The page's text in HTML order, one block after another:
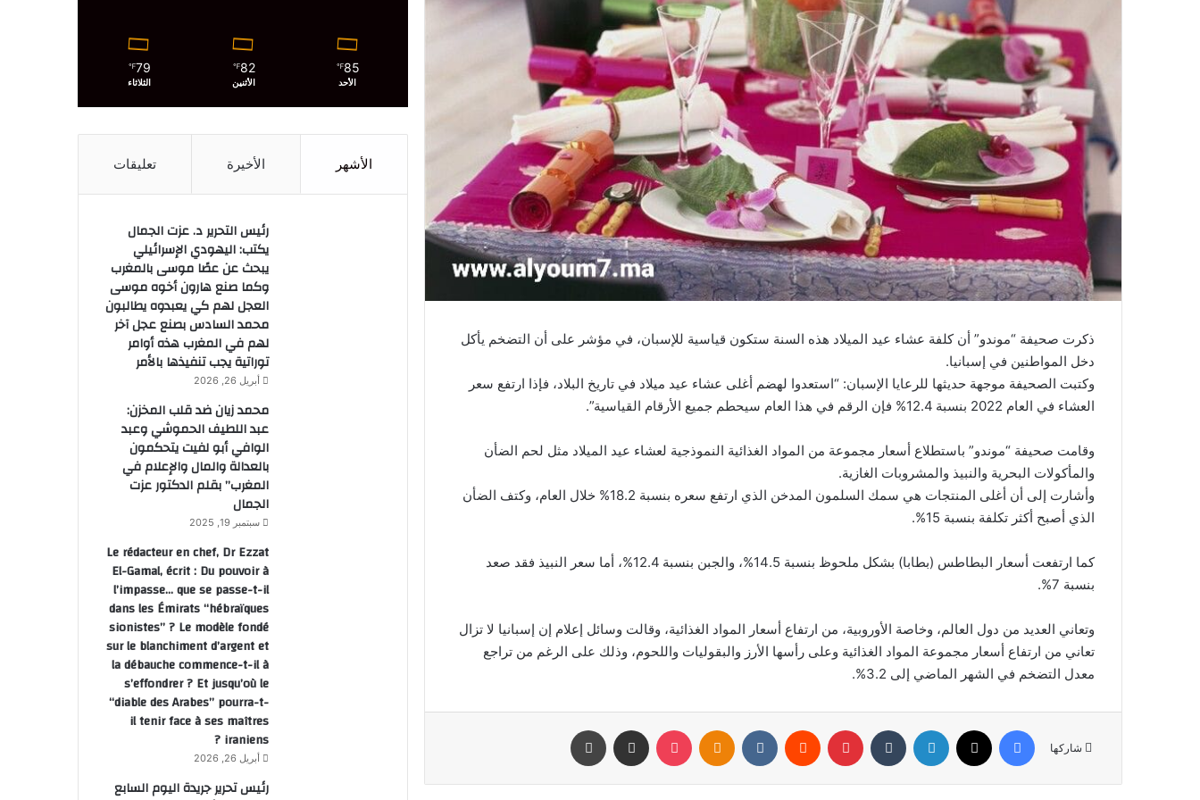
ذكرت صحيفة “موندو” أن كلفة عشاء عيد الميلاد هذه السنة ستكون قياسية للإسبان، في مؤشر على أن التضخم يأكل
دخل المواطنين في إسبانيا.
وكتبت الصحيفة موجهة حديثها للرعايا الإسبان: “استعدوا لهضم أغلى عشاء عيد ميلاد في تاريخ البلاد، فإذا ارتفع سعر
العشاء في العام 2022 بنسبة 12.4% فإن الرقم في هذا العام سيحطم جميع الأرقام القياسية”.
وقامت صحيفة “موندو” باستطلاع أسعار مجموعة من المواد الغذائية النموذجية لعشاء عيد الميلاد مثل لحم الضأن
والمأكولات البحرية والنبيذ والمشروبات الغازية.
وأشارت إلى أن أغلى المنتجات هي سمك السلمون المدخن الذي ارتفع سعره بنسبة 18.2% خلال العام، وكتف الضأن
الذي أصبح أكثر تكلفة بنسبة 15%.
كما ارتفعت أسعار البطاطس (بطابا) بشكل ملحوظ بنسبة 14.5%، والجبن بنسبة 12.4%، أما سعر النبيذ فقد صعد
بنسبة 7%.
وتعاني العديد من دول العالم، وخاصة الأوروبية، من ارتفاع أسعار المواد الغذائية، وقالت وسائل إعلام إن إسبانيا لا تزال
تعاني من ارتفاع أسعار مجموعة المواد الغذائية وعلى رأسها الأرز والبقوليات واللحوم، وذلك على الرغم من تراجع
معدل التضخم في الشهر الماضي إلى 3.2%.
شاركها
فيسبوك لينكدإن بينتيريست Odnoklassniki
‫Pocket مشاركة عبر البريد
85
℉
الأحد
82
℉
الأثنين
79
℉
الثلاثاء
الأشهر الأخيرة تعليقات
رئيس التحرير د. عزت الجمال
يكتب: اليهودي الإسرائيلي
يبحث عن عصًا موسى بالمغرب
وكما صنع هارون أخوه موسى
العجل لهم كي يعبدوه يطالبون
محمد السادس بصنع عجل آخر
لهم في المغرب هذه أوامر
توراتية يجب تنفيذها بالأمر
أبريل 26, 2026
محمد زيان ضد قلب المخزن:
عبد اللطيف الحموشي وعبد
الوافي أبو لفيت يتحكمون
بالعدالة والمال والإعلام في
المغرب” بقلم الدكتور عزت
الجمال
سبتمبر 19, 2025
Le rédacteur en chef, Dr Ezzat
El-Gamal, écrit : Du pouvoir à
l’impasse… que se passe-t-il
dans les Émirats “hébraïques
sionistes” ? Le modèle fondé
sur le blanchiment d’argent et
la débauche commence-t-il à
s’effondrer ? Et jusqu’où le
“diable des Arabes” pourra-t-
il tenir face à ses maîtres
iraniens ?
أبريل 26, 2026
رئيس تحرير جريدة اليوم السابع